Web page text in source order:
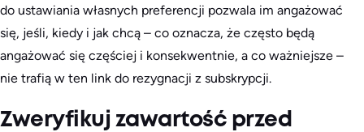
do ustawiania własnych preferencji pozwala im angażować
się, jeśli, kiedy i jak chcą – co oznacza, że często będą
angażować się częściej i konsekwentnie, a co ważniejsze –
nie trafią w ten link do rezygnacji z subskrypcji.
Zweryfikuj zawartość przed